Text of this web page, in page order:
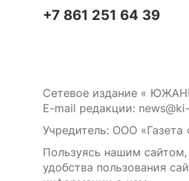
+7 861 251 64 39
Сетевое издание «
E-mail редакции:
Учредитель: ООО «Газета
Пользуясь нашим
удобства пользования